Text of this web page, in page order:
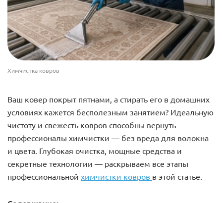
Химчистка ковров
Ваш ковер покрыт пятнами, а стирать его в домашних
условиях кажется бесполезным занятием? Идеальную
чистоту и свежесть ковров способны вернуть
профессионалы химчистки — без вреда для волокна
и цвета. Глубокая очистка, мощные средства и
секретные технологии — раскрываем все этапы
профессиональной химчистки ковров в этой статье.